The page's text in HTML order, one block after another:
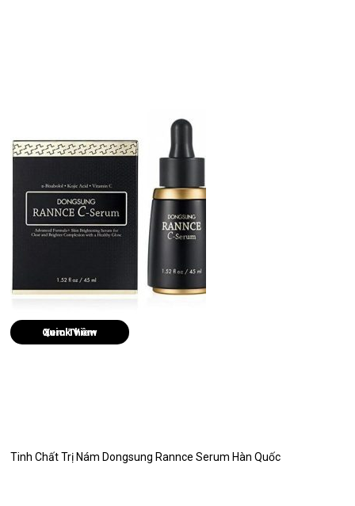
Quick View
Tinh Chất Trị Nám Dongsung Rannce Serum Hàn Quốc